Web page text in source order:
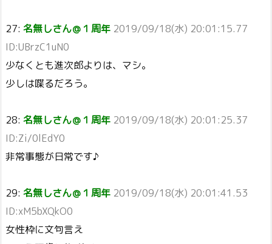
27: 名無しさん＠１周年 2019/09/18(水) 20:01:15.77
ID:UBrzC1uN0
少なくとも進次郎よりは、マシ。
少しは喋るだろう。
28: 名無しさん＠１周年 2019/09/18(水) 20:01:25.37
ID:Zi/0lEdY0
非常事態が日常です♪
29: 名無しさん＠１周年 2019/09/18(水) 20:01:41.53
ID:xM5bXQkO0
女性枠に文句言え